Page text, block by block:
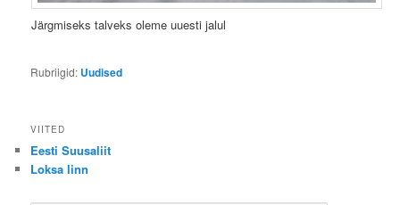
Järgmiseks talveks oleme uuesti jalul
Rubriigid: Uudised
VIITED
Eesti Suusaliit
Loksa linn